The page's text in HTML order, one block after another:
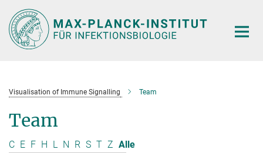
Hauptinhalt
Visualisation of Immune Signalling Team
Team
C E F H L N R S T Z Alle